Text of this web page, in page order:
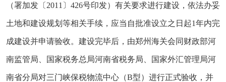
（署加发〔2011〕426号印发）有关要求进行建设，依法办妥
土地和建设规划等相关手续，应当自批准设立之日起1年内完
成建设并申请验收。建设完毕后，由郑州海关会同财政部河
南监管局、国家税务总局河南省税务局、国家外汇管理局河
南省分局对三门峡保税物流中心（B型）进行正式验收，并